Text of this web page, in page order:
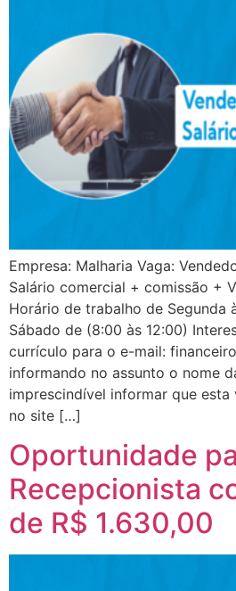
Empresa: Malharia Vaga:
Salário comercial + comissão +
Horário de trabalho de Segunda
Sábado de (8:00 às 12:00)
currículo para o e-mail:
informando no assunto o nome
imprescindível informar que
no site […]
Oportunidade
Recepcionista
de R$ 1.630,00